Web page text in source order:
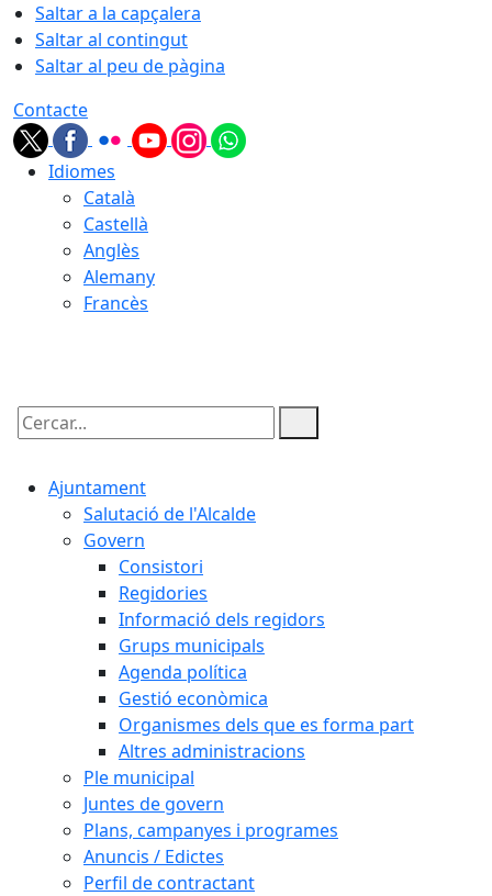
Saltar a la capçalera
Saltar al contingut
Saltar al peu de pàgina
Contacte
Idiomes
Català
Castellà
Anglès
Alemany
Francès
Cercar:
Ajuntament
Salutació de l'Alcalde
Govern
Consistori
Regidories
Informació dels regidors
Grups municipals
Agenda política
Gestió econòmica
Organismes dels que es forma part
Altres administracions
Ple municipal
Juntes de govern
Plans, campanyes i programes
Anuncis / Edictes
Perfil de contractant